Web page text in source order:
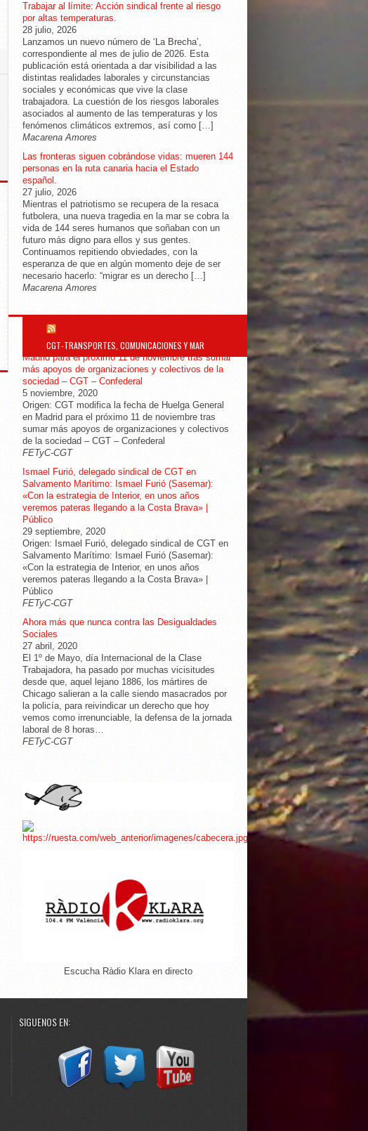
Trabajar al límite: Acción sindical frente al riesgo
por altas temperaturas.
28 julio, 2026
Lanzamos un nuevo número de ‘La Brecha’,
correspondiente al mes de julio de 2026. Esta
publicación está orientada a dar visibilidad a las
distintas realidades laborales y circunstancias
sociales y económicas que vive la clase
trabajadora. La cuestión de los riesgos laborales
asociados al aumento de las temperaturas y los
fenómenos climáticos extremos, así como […]
Macarena Amores
Las fronteras siguen cobrándose vidas: mueren 144
personas en la ruta canaria hacia el Estado
español.
27 julio, 2026
Mientras el patriotismo se recupera de la resaca
futbolera, una nueva tragedia en la mar se cobra la
vida de 144 seres humanos que soñaban con un
futuro más digno para ellos y sus gentes.
Continuamos repitiendo obviedades, con la
esperanza de que en algún momento deje de ser
necesario hacerlo: “migrar es un derecho […]
Macarena Amores
CGT-TRANSPORTES, COMUNICACIONES Y MAR
CGT modifica la fecha de Huelga General en
Madrid para el próximo 11 de noviembre tras sumar
más apoyos de organizaciones y colectivos de la
sociedad – CGT – Confederal
5 noviembre, 2020
Origen: CGT modifica la fecha de Huelga General
en Madrid para el próximo 11 de noviembre tras
sumar más apoyos de organizaciones y colectivos
de la sociedad – CGT – Confederal
FETyC-CGT
Ismael Furió, delegado sindical de CGT en
Salvamento Marítimo: Ismael Furió (Sasemar):
«Con la estrategia de Interior, en unos años
veremos pateras llegando a la Costa Brava» |
Público
29 septiembre, 2020
Origen: Ismael Furió, delegado sindical de CGT en
Salvamento Marítimo: Ismael Furió (Sasemar):
«Con la estrategia de Interior, en unos años
veremos pateras llegando a la Costa Brava» |
Público
FETyC-CGT
Ahora más que nunca contra las Desigualdades
Sociales
27 abril, 2020
El 1º de Mayo, día Internacional de la Clase
Trabajadora, ha pasado por muchas vicisitudes
desde que, aquel lejano 1886, los mártires de
Chicago salieran a la calle siendo masacrados por
la policía, para reivindicar un derecho que hoy
vemos como irrenunciable, la defensa de la jornada
laboral de 8 horas…
FETyC-CGT
Escucha Ràdio Klara en directo
SIGUENOS EN: